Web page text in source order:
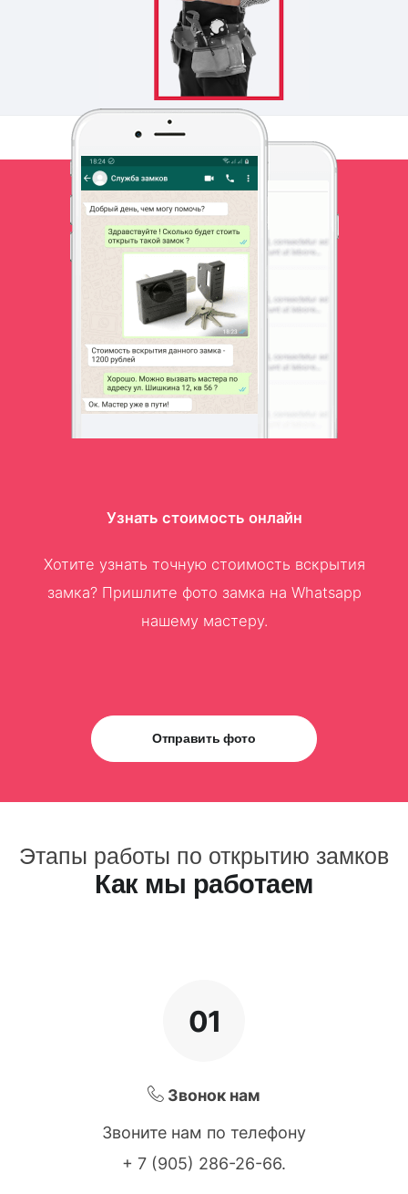
Узнать стоимость онлайн
Хотите узнать точную стоимость вскрытия
замка? Пришлите фото замка на Whatsapp
нашему мастеру.
Отправить фото
Этапы работы по открытию замков
Как мы работаем
01
Звонок нам
Звоните нам по телефону
+ 7 (905) 286-26-66.